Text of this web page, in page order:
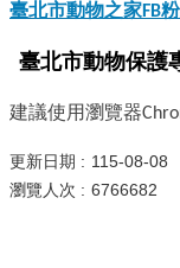
臺北市動物之家FB
臺北市動物保護
建議使用瀏覽器
更新日期
115-08-08
瀏覽人次
6766682